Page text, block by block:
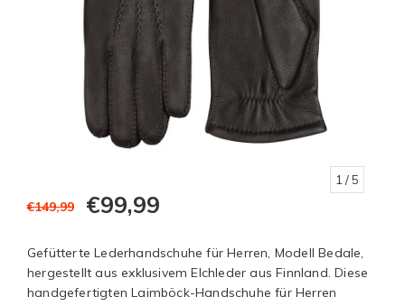
1 / 5
€149,99 €99,99
Gefütterte Lederhandschuhe für Herren, Modell Bedale,
hergestellt aus exklusivem Elchleder aus Finnland. Diese
handgefertigten Laimböck-Handschuhe für Herren